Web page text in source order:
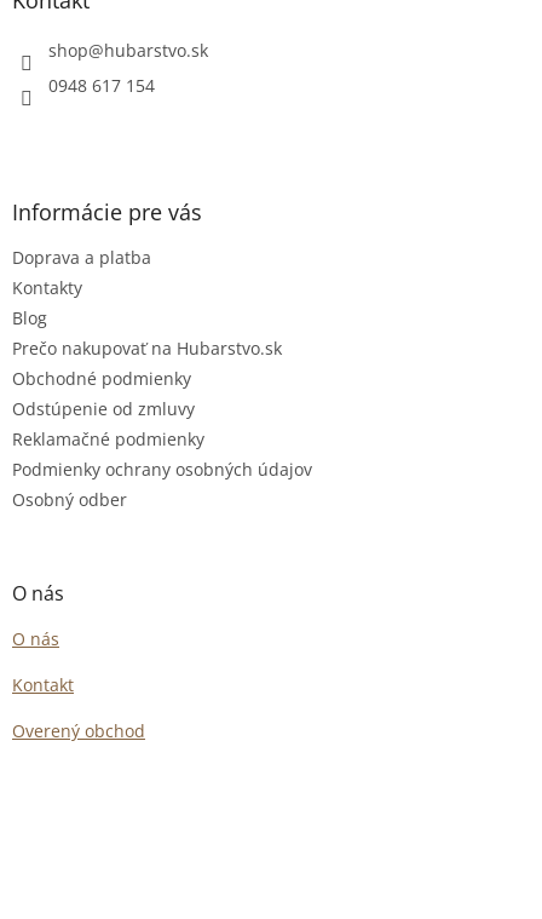
shop@hubarstvo.sk
0948 617 154
Informácie pre vás
Doprava a platba
Kontakty
Blog
Prečo nakupovať na Hubarstvo.sk
Obchodné podmienky
Odstúpenie od zmluvy
Reklamačné podmienky
Podmienky ochrany osobných údajov
Osobný odber
O nás
O nás
Kontakt
Overený obchod